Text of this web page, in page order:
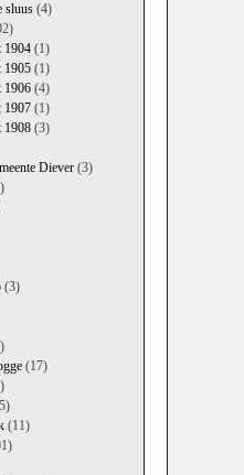
sluus(4)
1904(1)
1905(1)
1906(4)
1907(1)
1908(3)
Diever(3)
(3)
(17)
(11)